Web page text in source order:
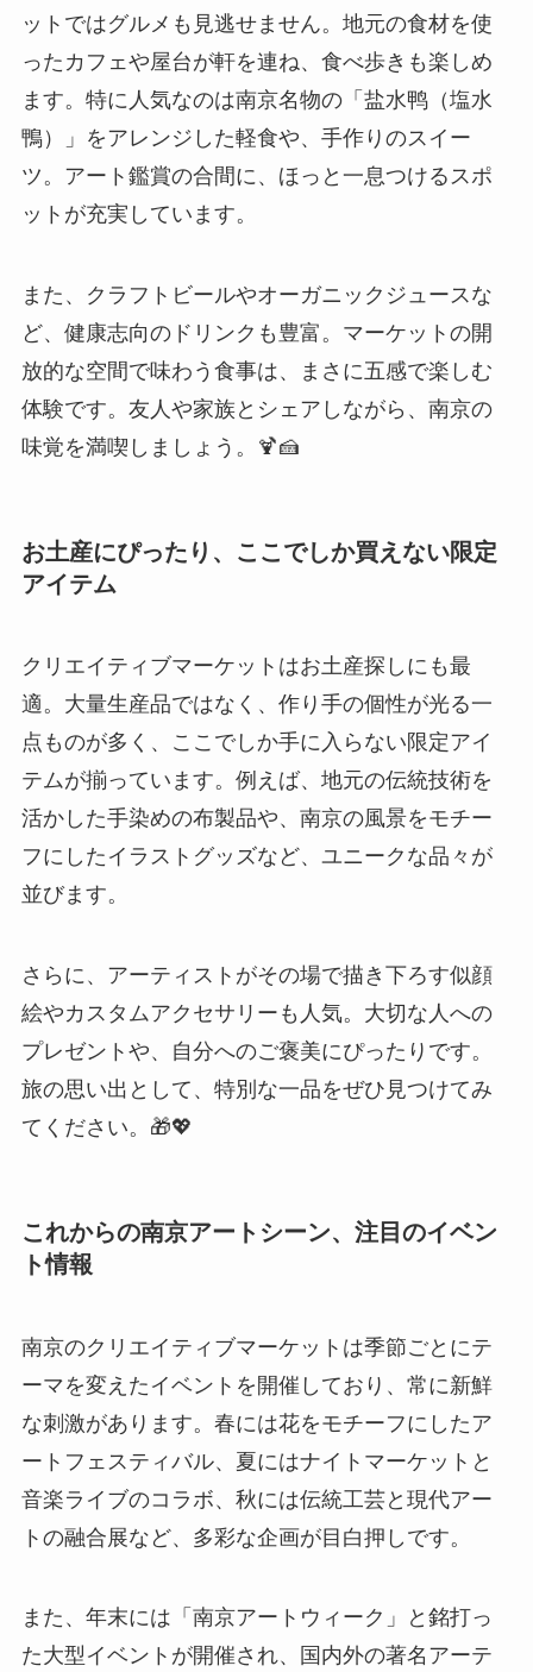
ットが充実しています。
また、クラフトビールやオーガニックジュースな
ど、健康志向のドリンクも豊富。マーケットの開
放的な空間で味わう食事は、まさに五感で楽しむ
体験です。友人や家族とシェアしながら、南京の
お土産にぴったり、ここでしか買えない限定
アイテム
クリエイティブマーケットはお土産探しにも最
点ものが多く、ここでしか手に入らない限定アイ
テムが揃っています。例えば、地元の伝統技術を
フにしたイラストグッズなど、ユニークな品々が
並びます。
さらに、アーティストがその場で描き下ろす似顔
絵やカスタムアクセサリーも人気。大切な人への
プレゼントや、自分へのご褒美にぴったりです。
旅の思い出として、特別な一品をぜひ見つけてみ
これからの南京アートシーン、注目のイベン
ト情報
な刺激があります。春には花をモチーフにしたア
ートフェスティバル、夏にはナイトマーケットと
トの融合展など、多彩な企画が目白押しです。
また、年末には「南京アートウィーク」と銘打っ
た大型イベントが開催され、国内外の著名アーテ
ィストが集結。ワークショップやトークショーも
充実し、アートファンにとって見逃せない期間と
時更新されるので、訪問前にチェックするのがお
すすめです。📅🎉